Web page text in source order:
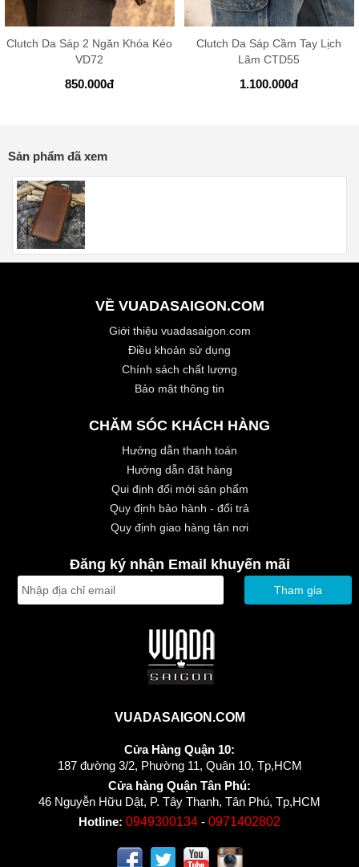
Clutch Da Sáp 2 Ngăn Khóa Kéo
VD72
850.000đ
Clutch Da Sáp Cầm Tay Lịch
Lãm CTD55
1.100.000đ
Sản phẩm đã xem
VỀ VUADASAIGON.COM
Giới thiệu vuadasaigon.com
Điều khoản sử dụng
Chính sách chất lượng
Bảo mật thông tin
CHĂM SÓC KHÁCH HÀNG
Hướng dẫn thanh toán
Hướng dẫn đặt hàng
Qui định đổi mới sản phẩm
Quy định bảo hành - đổi trả
Quy định giao hàng tận nơi
Đăng ký nhận Email khuyến mãi
Tham gia
VUADASAIGON.COM
Cửa Hàng Quận 10:
187 đường 3/2, Phường 11, Quân 10, Tp,HCM
Cửa hàng Quận Tân Phú:
46 Nguyễn Hữu Dật, P. Tây Thạnh, Tân Phú, Tp,HCM
Hotline: 0949300134 - 0971402802